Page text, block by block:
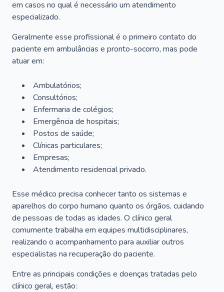
em casos no qual é necessário um atendimento
especializado.
Geralmente esse profissional é o primeiro contato do
paciente em ambulâncias e pronto-socorro, mas pode
atuar em:
Ambulatórios;
Consultórios;
Enfermaria de colégios;
Emergência de hospitais;
Postos de saúde;
Clínicas particulares;
Empresas;
Atendimento residencial privado.
Esse médico precisa conhecer tanto os sistemas e
aparelhos do corpo humano quanto os órgãos, cuidando
de pessoas de todas as idades. O clínico geral
comumente trabalha em equipes multidisciplinares,
realizando o acompanhamento para auxiliar outros
especialistas na recuperação do paciente.
Entre as principais condições e doenças tratadas pelo
clínico geral, estão: